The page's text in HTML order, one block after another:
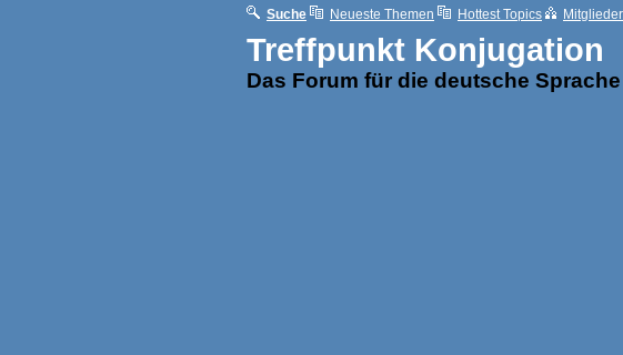
Suche Neueste Themen Hottest Topics
Treffpunkt Konjugation
Das Forum für die deutsche Sprache